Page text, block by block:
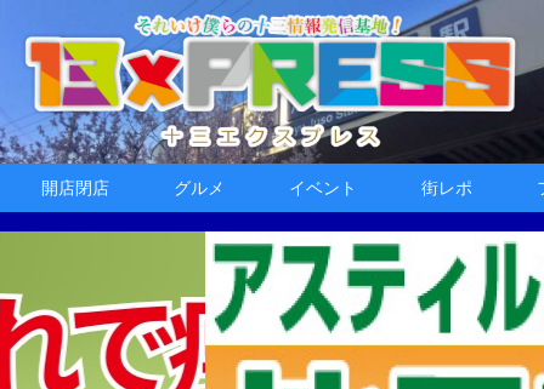
開店閉店 グルメ イベント 街レポ